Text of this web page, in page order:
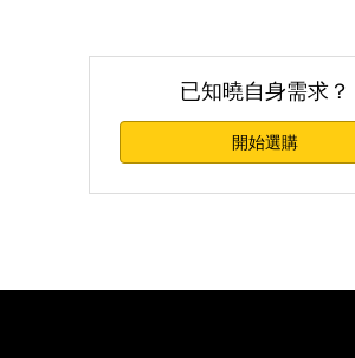
已知曉自身需求？
開始選購